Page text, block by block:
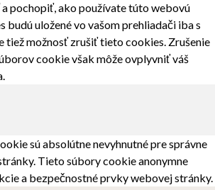
pochopiť, ako používate túto webovú
budú uložené vo vašom prehliadači iba s
tiež možnosť zrušiť tieto cookies. Zrušenie
cookie však môže ovplyvniť váš
sú absolútne nevyhnutné pre správne
Tieto súbory cookie anonymne
a bezpečnostné prvky webovej stránky.